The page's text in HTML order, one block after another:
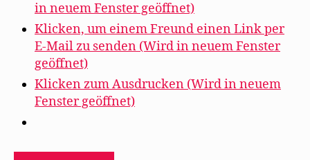
in neuem Fenster geöffnet)
Klicken, um einem Freund einen Link per
E-Mail zu senden (Wird in neuem Fenster
geöffnet)
Klicken zum Ausdrucken (Wird in neuem
Fenster geöffnet)